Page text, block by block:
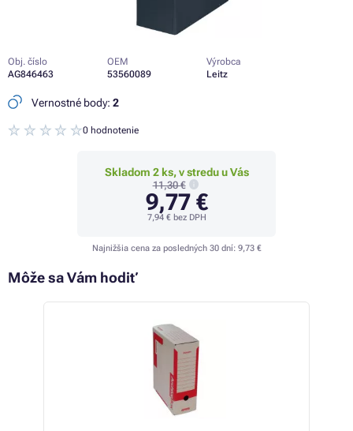
Obj. číslo
AG846463
OEM
53560089
Výrobca
Leitz
Vernostné body: 2
0 hodnotenie
Skladom 2 ks, v stredu u Vás
11,30 €
9,77 €
7,94 €bez DPH
Najnižšia cena za posledných 30 dní: 9,73 €
Môže sa Vám hodiť